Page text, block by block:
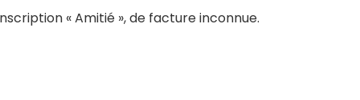
« Amitié », de facture inconnue.